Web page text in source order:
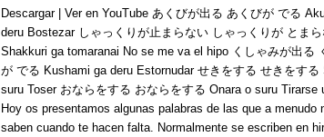
Descargar | Ver en YouTube あくびが出る あくびが でる
deru Bostezar しゃっくりが止まらない しゃっくりが とま
Shakkuri ga tomaranai No se me va el hipo くしゃみが出る
が でる Kushami ga deru Estornudar せきをする せきをする
suru Toser おならをする おならをする Onara o suru Tirarse
Hoy os presentamos algunas palabras de las que a menudo
saben cuando te hacen falta. Normalmente se escriben en